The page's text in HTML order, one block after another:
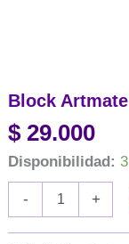
Block
$ 29.000
Disponibilidad:
- +